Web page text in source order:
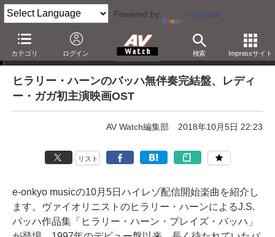
Powered by Translate
カテゴリ ログイン 検索 Impressサイト
e-onkyo musicハイレゾ配信情報
ヒラリー・ハーンのバッハ無伴奏完結盤、レディ
ー・ガガ初主演映画OST
AV Watch編集部 2018年10月5日 22:23
リスト
e-onkyo musicの10月5日ハイレゾ配信開始楽曲を紹介し
ます。ヴァイオリニストのヒラリー・ハーンによるJ.S.
バッハ作品集「ヒラリー・ハーン・プレイズ・バッハ」